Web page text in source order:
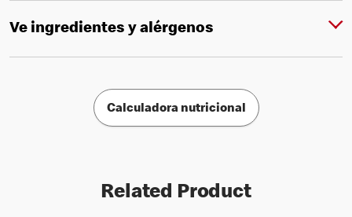
Ve ingredientes y alérgenos
Calculadora nutricional
Related Product